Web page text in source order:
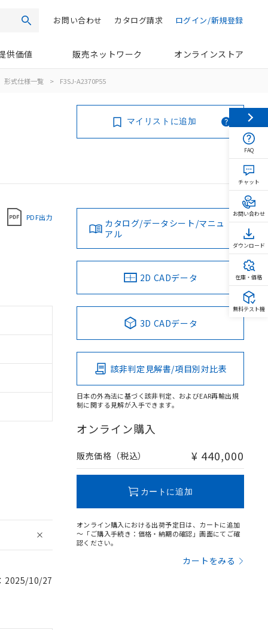
検索 ログイン/新規登録
カタログ請求
お問い合わせ
供価値 販売ネットワーク オンラインストア
形式仕様一覧 > F3SJ-A2370P55
マイリストに追加
PDF出力
2025/10/27
カタログ/データシート/マニュ
アル
2D CADデータ
3D CADデータ
該非判定見解書/項目別対比表
日本の外為法に基づく該非判定、およびEAR再輸出規
制に関する見解が入手できます。
オンライン購入
販売価格（税込） ¥ 440,000
カートに追加
オンライン購入における出荷予定日は、カートに追加
～「ご購入手続き：価格・納期の確認」画面にてご確
認ください。
カートをみる
FAQ
チャット
お問い合わせ
ダウンロード
在庫・価格
無料テスト機